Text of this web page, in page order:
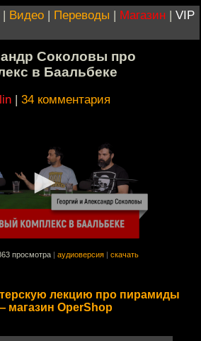
| Видео | Переводы | Магазин | VIP
Соколовы про
в Баальбеке
| 34 комментария
просмотра аудиоверсия скачать
лекцию про пирамиды
OperShop